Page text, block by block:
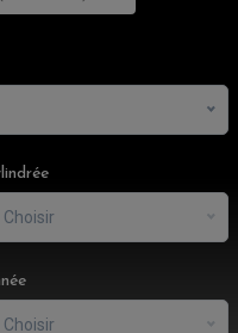
Choisir
Choisir